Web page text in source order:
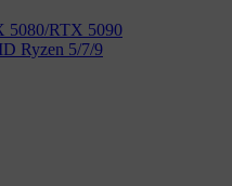
5080/RTX 5090
Ryzen 5/7/9